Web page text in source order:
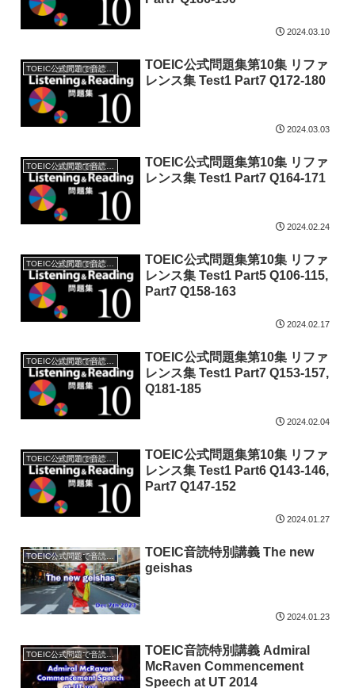
2024.03.10
TOEIC公式問題で音読特訓
TOEIC公式問題集第10集 リファ
レンス集 Test1 Part7 Q172-180
2024.03.03
TOEIC公式問題で音読特訓
TOEIC公式問題集第10集 リファ
レンス集 Test1 Part7 Q164-171
2024.02.24
TOEIC公式問題で音読特訓
TOEIC公式問題集第10集 リファ
レンス集 Test1 Part5 Q106-115,
Part7 Q158-163
2024.02.17
TOEIC公式問題で音読特訓
TOEIC公式問題集第10集 リファ
レンス集 Test1 Part7 Q153-157,
Q181-185
2024.02.04
TOEIC公式問題で音読特訓
TOEIC公式問題集第10集 リファ
レンス集 Test1 Part6 Q143-146,
Part7 Q147-152
2024.01.27
TOEIC公式問題で音読特訓
TOEIC音読特別講義 The new
geishas
2024.01.23
TOEIC公式問題で音読特訓
TOEIC音読特別講義 Admiral
McRaven Commencement
Speech at UT 2014